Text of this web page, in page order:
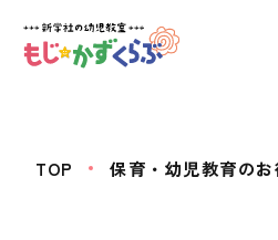
TOP 保育・幼児教育の